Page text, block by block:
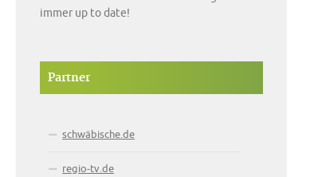
immer up to date!
Partner
schwäbische.de
regio-tv.de